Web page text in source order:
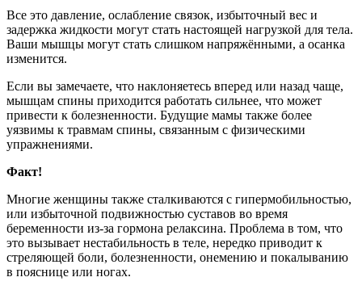
Все это давление, ослабление связок, избыточный вес и
задержка жидкости могут стать настоящей нагрузкой для тела.
Ваши мышцы могут стать слишком напряжёнными, а осанка
изменится.
Если вы замечаете, что наклоняетесь вперед или назад чаще,
мышцам спины приходится работать сильнее, что может
привести к болезненности. Будущие мамы также более
уязвимы к травмам спины, связанным с физическими
упражнениями.
Факт!
Многие женщины также сталкиваются с гипермобильностью,
или избыточной подвижностью суставов во время
беременности из-за гормона релаксина. Проблема в том, что
это вызывает нестабильность в теле, нередко приводит к
стреляющей боли, болезненности, онемению и покалыванию
в пояснице или ногах.